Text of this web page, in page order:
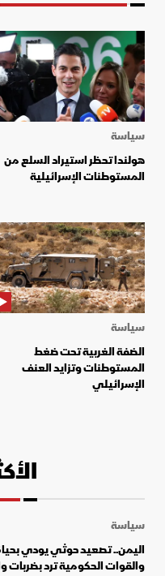
سياسة
هولندا تحظر استيراد السلع من
المستوطنات الإسرائيلية
سياسة
الضفة الغربية تحت ضغط
المستوطنات وتزايد العنف
الإسرائيلي
سياسة
اليمن.. تصعيد حوثي يودي
والقوات الحكومية ترد بضربات